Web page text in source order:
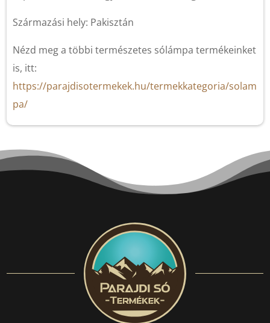
Származási hely: Pakisztán
Nézd meg a többi természetes sólámpa termékeinket
is, itt:
https://parajdisotermekek.hu/termekkategoria/solam
pa/